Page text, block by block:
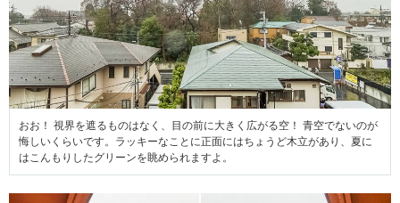
おお！ 視界を遮るものはなく、目の前に大きく広がる空！ 青空でないのが
悔しいくらいです。ラッキーなことに正面にはちょうど木立があり、夏に
はこんもりしたグリーンを眺められますよ。